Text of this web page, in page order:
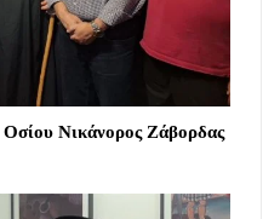
Νικάνορος Ζάβορδας